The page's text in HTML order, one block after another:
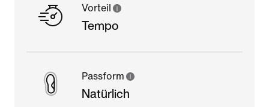
Vorteil
Tempo
Passform
Natürlich